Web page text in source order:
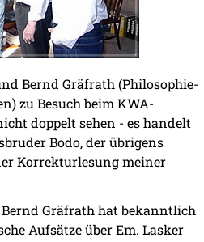
Bernd Gräfrath (Philosophie-
zu Besuch beim KWA-
doppelt sehen - es handelt
Bodo, der übrigens
Korrekturlesung meiner
Gräfrath hat bekanntlich
Aufsätze über Em. Lasker